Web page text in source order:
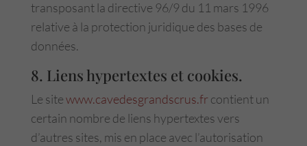
transposant la directive 96/9 du 11 mars 1996
relative à la protection juridique des bases de
données.
8. Liens hypertextes et cookies.
Le sitewww.cavedesgrandscrus.frcontient un
certain nombre de liens hypertextes vers
d’autres sites, mis en place avec l’autorisation